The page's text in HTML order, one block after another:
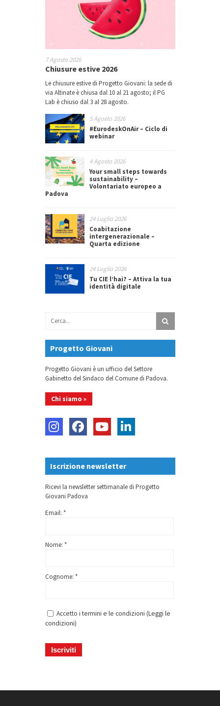
7 Agosto 2026
Chiusure estive 2026
Le chiusure estive di Progetto Giovani: la sede di
via Altinate è chiusa dal 10 al 21 agosto; il PG
Lab è chiuso dal 3 al 28 agosto.
5 Agosto 2026
#EurodeskOnAir – Ciclo di
webinar
4 Agosto 2026
Your small steps towards
sustainability –
Volontariato europeo a
Padova
24 Luglio 2026
Coabitazione
intergenerazionale –
Quarta edizione
24 Luglio 2026
Tu CIE l’hai? – Attiva la tua
identità digitale
Progetto Giovani
Progetto Giovani è un ufficio del Settore
Gabinetto del Sindaco del Comune di Padova.
Chi siamo »
Iscrizione newsletter
Ricevi la newsletter settimanale di Progetto
Giovani Padova
Email: *
Nome: *
Cognome: *
Accetto i termini e le condizioni (Leggi le
condizioni)